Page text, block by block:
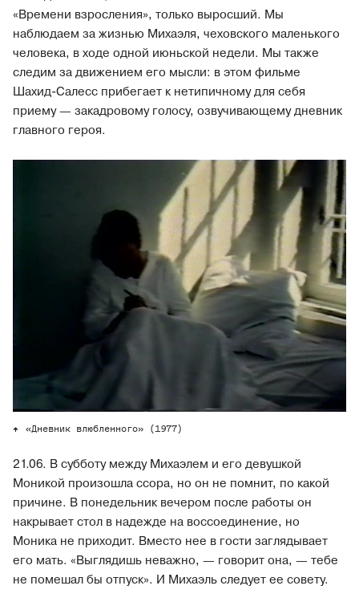
«Времени взросления», только выросший. Мы
наблюдаем за жизнью Михаэля, чеховского маленького
человека, в ходе одной июньской недели. Мы также
следим за движением его мысли: в этом фильме
Шахид-Салесс прибегает к нетипичному для себя
приему — закадровому голосу, озвучивающему дневник
главного героя.
«Дневник влюбленного» (1977)
21.06. В субботу между Михаэлем и его девушкой
Моникой произошла ссора, но он не помнит, по какой
причине. В понедельник вечером после работы он
накрывает стол в надежде на воссоединение, но
Моника не приходит. Вместо нее в гости заглядывает
его мать. «Выглядишь неважно, — говорит она, — тебе
не помешал бы отпуск». И Михаэль следует ее совету.